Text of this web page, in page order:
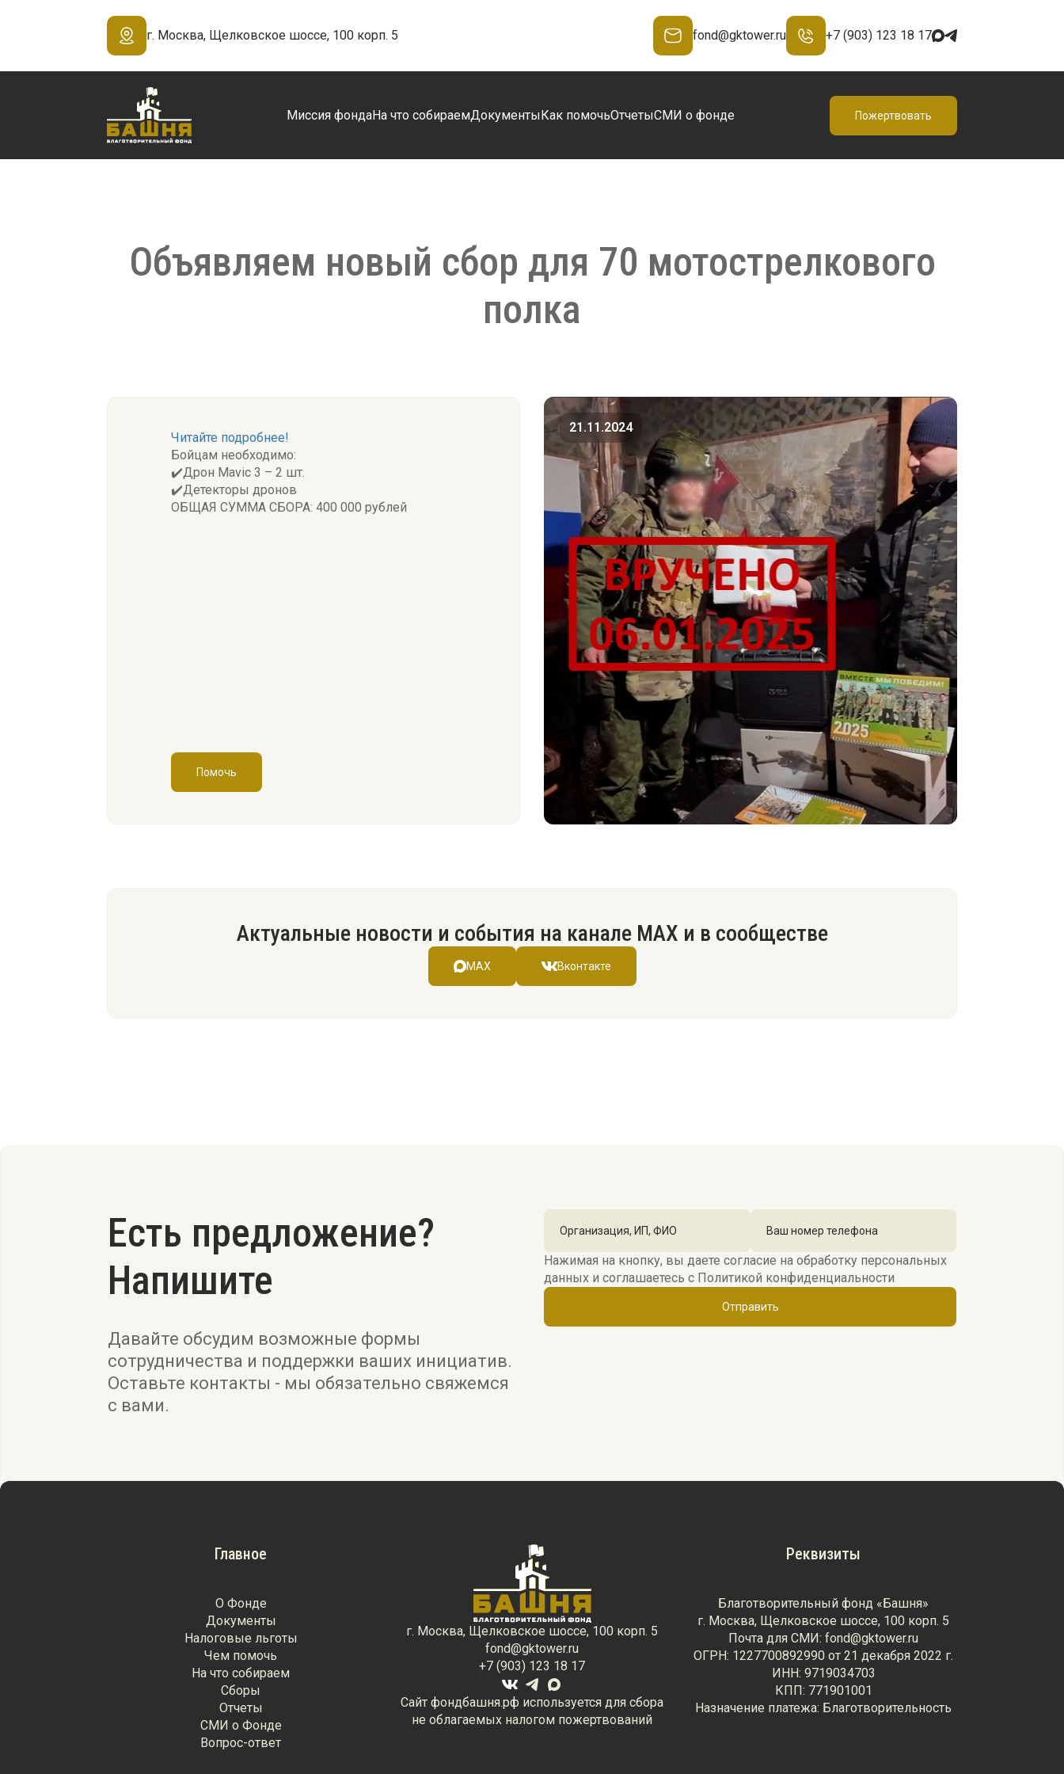
г. Москва, Щелковское шоссе, 100 корп. 5 fond@gktower.ru +7 (903) 123 18 17
Миссия фондаНа что собираемДокументыКак помочьОтчетыСМИ о фонде Пожертвовать
Объявляем новый сбор для 70 мотострелкового
полка
Читайте подробнее!
Бойцам необходимо:
✔️Дрон Mavic 3 – 2 шт.
✔️Детекторы дронов
ОБЩАЯ СУММА СБОРА: 400 000 рублей
Помочь
21.11.2024
Актуальные новости и события на канале МАХ и в сообществе
MAX Вконтакте
Есть предложение?
Напишите
Давайте обсудим возможные формы
сотрудничества и поддержки ваших инициатив.
Оставьте контакты - мы обязательно свяжемся
с вами.
Нажимая на кнопку, вы даете согласие на обработку персональных
данных и соглашаетесь c Политикой конфиденциальности
Отправить
Главное
О Фонде
Документы
Налоговые льготы
Чем помочь
На что собираем
Сборы
Отчеты
СМИ о Фонде
Вопрос-ответ
г. Москва, Щелковское шоссе, 100 корп. 5
fond@gktower.ru
+7 (903) 123 18 17
Сайт фондбашня.рф используется для сбора
не облагаемых налогом пожертвований
Реквизиты
Благотворительный фонд «Башня»
г. Москва, Щелковское шоссе, 100 корп. 5
Почта для СМИ: fond@gktower.ru
ОГРН: 1227700892990 от 21 декабря 2022 г.
ИНН: 9719034703
КПП: 771901001
Назначение платежа: Благотворительность